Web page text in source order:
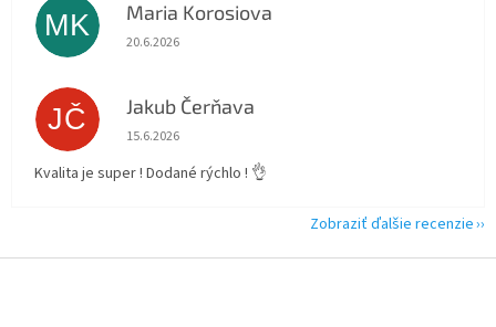
MK Maria Korosiova
Hodnotenie obchodu je 5 z 5 hviezdičiek.
20.6.2026
JČ Jakub Čerňava
Hodnotenie obchodu je 5 z 5 hviezdičiek.
15.6.2026
Kvalita je super ! Dodané rýchlo ! 👌
Zobraziť ďalšie recenzie